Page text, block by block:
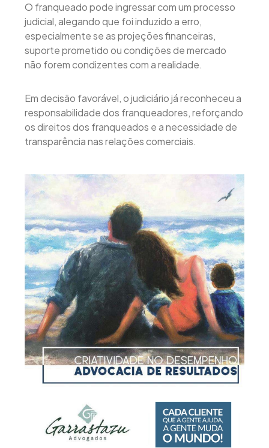
O franqueado pode ingressar com um processo
judicial, alegando que foi induzido a erro,
especialmente se as projeções financeiras,
suporte prometido ou condições de mercado
não forem condizentes com a realidade.
Em decisão favorável, o judiciário já reconheceu a
responsabilidade dos franqueadores, reforçando
os direitos dos franqueados e a necessidade de
transparência nas relações comerciais.